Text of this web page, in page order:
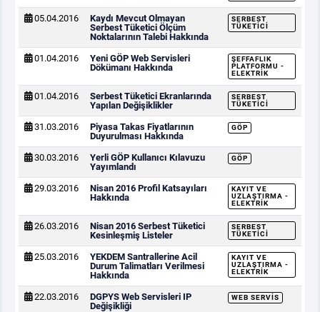
05.04.2016
Kaydı Mevcut Olmayan
Serbest Tüketici Ölçüm
Noktalarının Talebi Hakkında
SERBEST
TÜKETICI
01.04.2016
Yeni GÖP Web Servisleri
Dökümanı Hakkında
ŞEFFAFLIK
PLATFORMU -
ELEKTRIK
01.04.2016
Serbest Tüketici Ekranlarında
Yapılan Değişiklikler
SERBEST
TÜKETICI
31.03.2016
Piyasa Takas Fiyatlarının
Duyurulması Hakkında
GÖP
30.03.2016
Yerli GÖP Kullanıcı Kılavuzu
Yayımlandı
GÖP
29.03.2016
Nisan 2016 Profil Katsayıları
Hakkında
KAYIT VE
UZLAŞTIRMA -
ELEKTRIK
26.03.2016
Nisan 2016 Serbest Tüketici
Kesinleşmiş Listeler
SERBEST
TÜKETICI
25.03.2016
YEKDEM Santrallerine Acil
Durum Talimatları Verilmesi
Hakkında
KAYIT VE
UZLAŞTIRMA -
ELEKTRIK
22.03.2016
DGPYS Web Servisleri IP
Değişikliği
WEB SERVIS